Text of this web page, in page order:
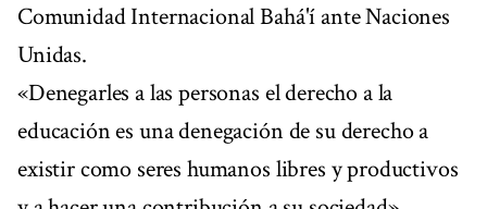
Comunidad Internacional Bahá'í ante Naciones
Unidas.
«Denegarles a las personas el derecho a la
educación es una denegación de su derecho a
existir como seres humanos libres y productivos